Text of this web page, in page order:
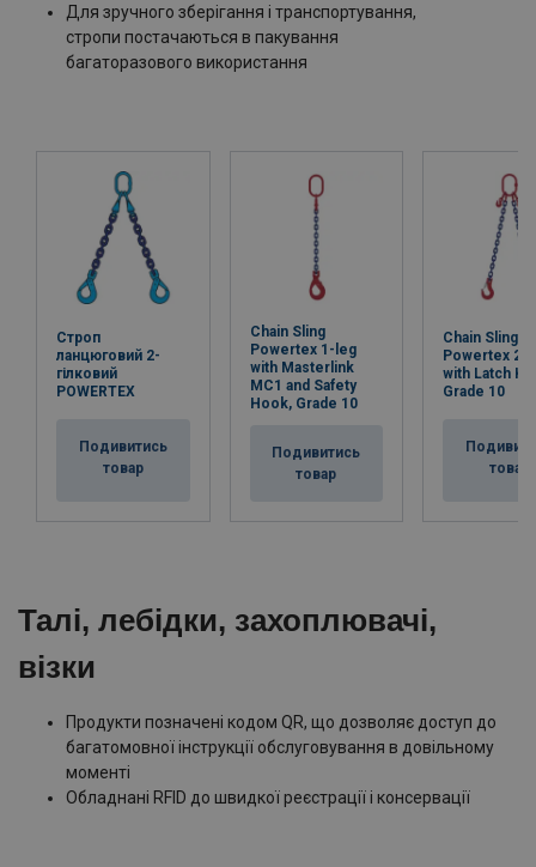
Для зручного зберігання і транспортування,
стропи постачаються в пакування
багаторазового використання
Строп
ланцюговий 2-
гілковий
РOWERTEX
Подивитись
товар
Chain Sling
Powertex 1-leg
with Masterlink
MC1 and Safety
Hook, Grade 10
Подивитись
товар
Chain Sling
Powertex 2-
with Latch
Grade 10
товар
Талі, лебідки, захоплювачі,
візки
Продукти позначені кодом QR, що дозволяє доступ до
багатомовної інструкції обслуговування в довільному
моменті
Обладнані RFID до швидкої реєстрації і консервації